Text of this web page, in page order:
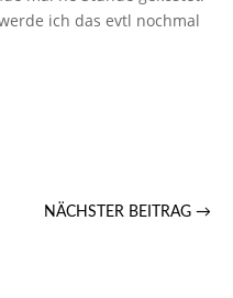
ich das evtl nochmal
NÄCHSTER BEITRAG →